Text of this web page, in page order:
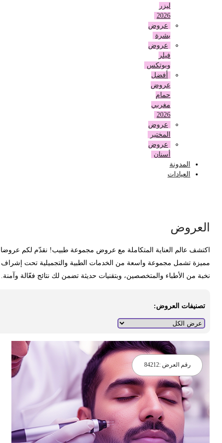
عروض
بشرة
عروض
وبوتكس
أفضل
عروض
حمام
مغربي
عروض
المختبر
عروض
أسنان
المدونة
العيادات
عالم العناية المتكاملة مع عروض مجموعة طبيب! نقدّم لكم عروضا
تشمل مجموعة واسعة من الخدمات الطبية والتجميلية تحت إشراف
من الأطباء والمتخصصين، وبتقنيات حديثة تضمن لك نتائج فعّالة وآمنة.
تصنيفات العروض:
رقم العرض :84212